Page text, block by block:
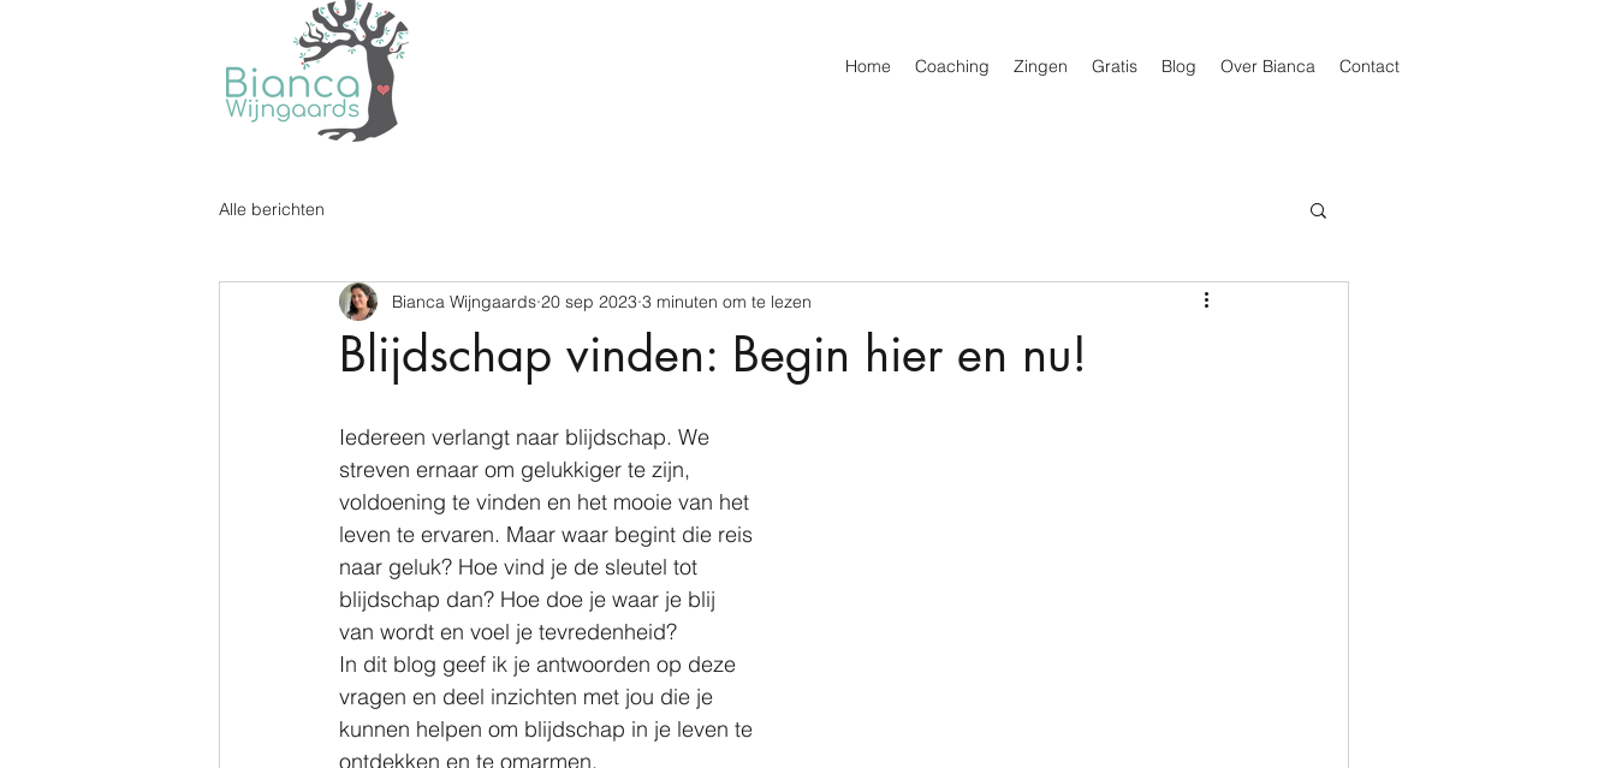
Home Coaching Zingen Gratis Blog Over Bianca Contact
Alle berichten
Blijdschap vinden: Begin hier en nu!
Bianca Wijngaards 20 sep 2023 3 minuten om te lezen
Iedereen verlangt naar blijdschap. We
streven ernaar om gelukkiger te zijn,
voldoening te vinden en het mooie van het
leven te ervaren. Maar waar begint die reis
naar geluk? Hoe vind je de sleutel tot
blijdschap dan? Hoe doe je waar je blij
van wordt en voel je tevredenheid?
In dit blog geef ik je antwoorden op deze
vragen en deel inzichten met jou die je
kunnen helpen om blijdschap in je leven te
ontdekken en te omarmen.